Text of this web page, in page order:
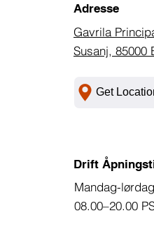
Adresse
Gavrila
Susanj, 85000
Get
Drift
Mandag-lørdag
08.00–20.00